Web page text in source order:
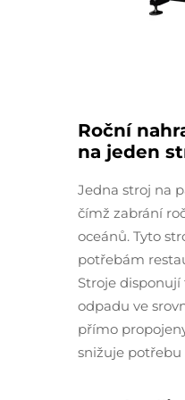
Roční
na jeden
Jedna stroj na
čímž zabrání
oceánů. Tyto
potřebám
Stroje
odpadu ve
přímo
snižuje potřebu